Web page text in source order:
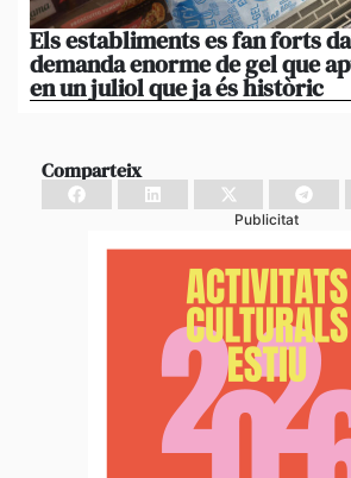
Els establiments es fan forts
demanda enorme de gel que
en un juliol que ja és històric
Comparteix
Publicitat